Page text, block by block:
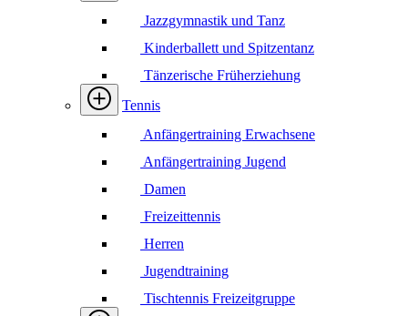
Jazzgymnastik und Tanz
Kinderballett und Spitzentanz
Tänzerische Früherziehung
Tennis
Anfängertraining Erwachsene
Anfängertraining Jugend
Damen
Freizeittennis
Herren
Jugendtraining
Tischtennis Freizeitgruppe